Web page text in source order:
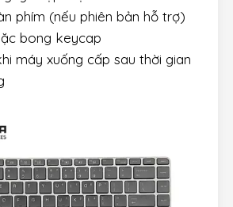
phím (nếu phiên bản hỗ trợ)
bong keycap
máy xuống cấp sau thời gian